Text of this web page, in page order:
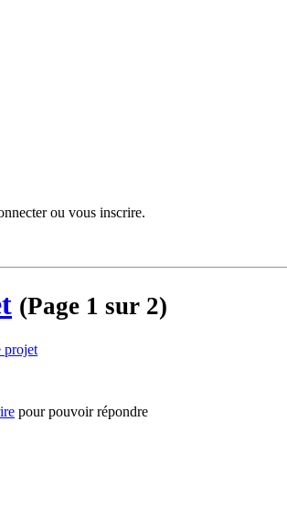
ou vous inscrire.
(Page 1 sur 2)
projet
pour pouvoir répondre